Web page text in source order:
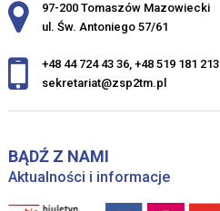
Adres pocztowy:
97-200 Tomaszów Mazowiecki
ul. Św. Antoniego 57/61
+48 44 724 43 36, +48 519 181 213
sekretariat@zsp2tm.pl
BĄDŹ Z NAMI
Aktualności i informacje